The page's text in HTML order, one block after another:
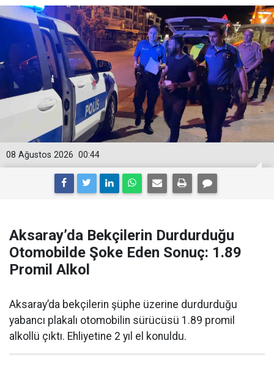
00:44
08 Ağustos 2026
Aksaray’da Bekçilerin Durdurduğu
Otomobilde Şoke Eden Sonuç: 1.89
Promil Alkol
Aksaray’da bekçilerin şüphe üzerine durdurduğu
yabancı plakalı otomobilin sürücüsü 1.89 promil
alkollü çıktı. Ehliyetine 2 yıl el konuldu.